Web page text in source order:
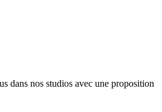
dans nos studios avec une proposition